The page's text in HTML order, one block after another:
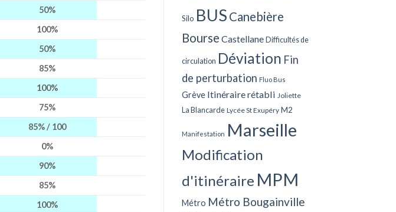
50%
100%
50%
85%
100%
75%
85% / 100
0%
90%
85%
100%
Silo BUS Canebière
Bourse Castellane Difficultés de
circulation Déviation Fin
de perturbation Fluo Bus
Grève Itinéraire rétabli Joliette
La Blancarde Lycée St Exupéry M2
Manifestation Marseille
Modification
d'itinéraire MPM
Métro Métro Bougainville